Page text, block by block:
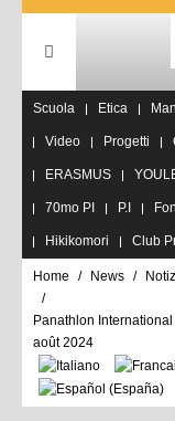
Scuola Etica
Video Progetti
ERASMUS
70mo PI P.I
Hikikomori Club
Home News
Panathlon
août 2024